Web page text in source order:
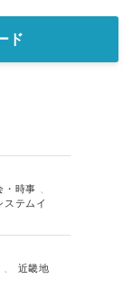
ド
・時事
ステムイ
近畿地